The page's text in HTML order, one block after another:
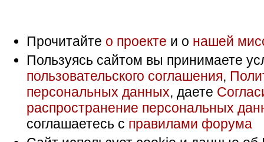
Прочитайте о проекте и о нашей
Пользуясь сайтом вы принимаете
пользовательского соглашения,
персональных данных, даете
распространение персональных
соглашаетесь с правилами форума